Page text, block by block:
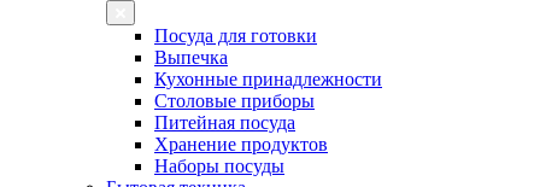
Посуда для готовки
Выпечка
Кухонные принадлежности
Столовые приборы
Питейная посуда
Хранение продуктов
Наборы посуды